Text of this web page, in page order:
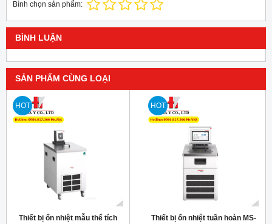
Bình chọn sản phẩm:
BÌNH LUẬN
SẢN PHẨM CÙNG LOẠI
HOT
Thiết bị ổn nhiệt mẫu thể tích
HOT
Thiết bị ổn nhiệt tuần hoàn MS-